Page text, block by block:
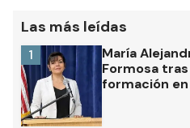
Las más leídas
María
Formosa
formación
1